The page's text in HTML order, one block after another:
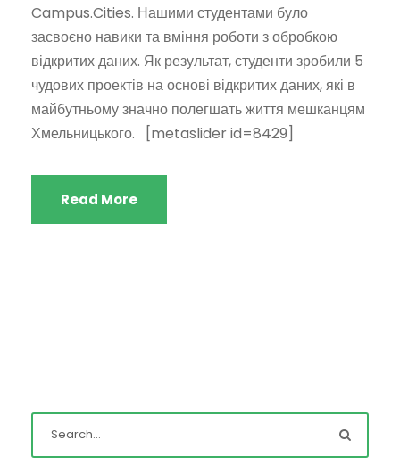
Campus.Cities. Нашими студентами було
засвоєно навики та вміння роботи з обробкою
відкритих даних. Як результат, студенти зробили 5
чудових проектів на основі відкритих даних, які в
майбутньому значно полегшать життя мешканцям
Хмельницького. [metaslider id=8429]
Read More